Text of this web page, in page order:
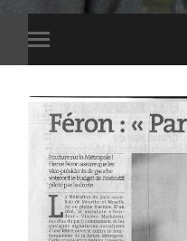
Toggle
mobile